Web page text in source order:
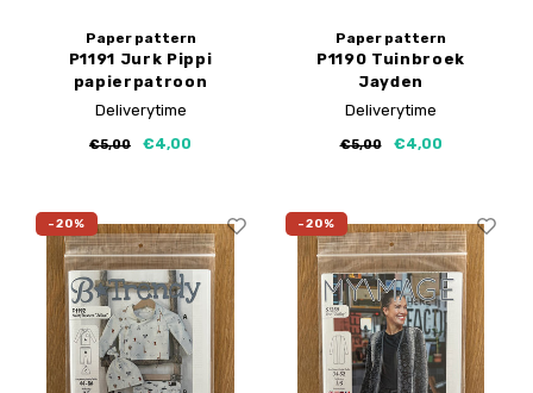
Paper pattern
P1191 Jurk Pippi
papierpatroon
Deliverytime
€5,00 €4,00
Paper pattern
P1190 Tuinbroek
Jayden
papierpatroon
Deliverytime
€5,00 €4,00
-20% -20%